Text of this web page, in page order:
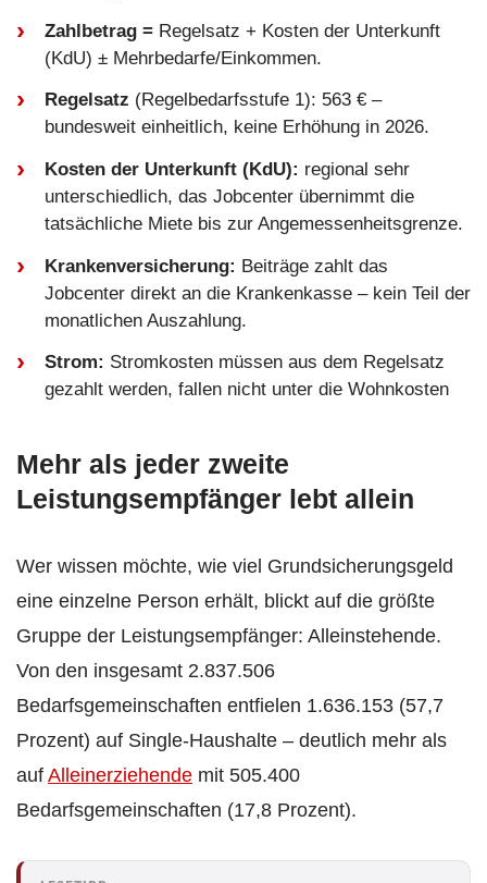
Zahlbetrag =Regelsatz + Kosten der Unterkunft
(KdU) ± Mehrbedarfe/Einkommen.
Regelsatz (Regelbedarfsstufe 1): 563 € –
bundesweit einheitlich, keine Erhöhung in 2026.
Kosten der Unterkunft (KdU): regional sehr
unterschiedlich, das Jobcenter übernimmt die
tatsächliche Miete bis zur Angemessenheitsgrenze.
Krankenversicherung: Beiträge zahlt das
Jobcenter direkt an die Krankenkasse – kein Teil der
monatlichen Auszahlung.
Strom: Stromkosten müssen aus dem Regelsatz
gezahlt werden, fallen nicht unter die Wohnkosten
Mehr als jeder zweite
Leistungsempfänger lebt allein
Wer wissen möchte, wie viel Grundsicherungsgeld
eine einzelne Person erhält, blickt auf die größte
Gruppe der Leistungsempfänger: Alleinstehende.
Von den insgesamt 2.837.506
Bedarfsgemeinschaften entfielen 1.636.153 (57,7
Prozent) auf Single-Haushalte – deutlich mehr als
auf Alleinerziehende mit 505.400
Bedarfsgemeinschaften (17,8 Prozent).